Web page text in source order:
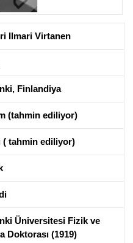
Ilmari Virtanen
Finlandiya
(tahmin ediliyor)
( tahmin ediliyor)
Üniversitesi Fizik ve
Doktorası (1919)